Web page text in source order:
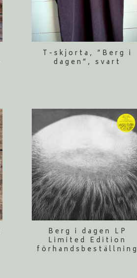
T-skjorta, ”Berg i
dagen”, svart
Berg i dagen LP
Limited Edition
förhandsbeställning